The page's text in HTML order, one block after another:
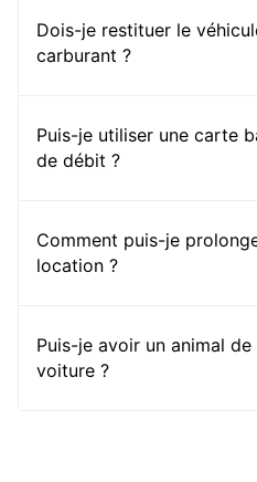
Dois-je restituer le
carburant ?
Puis-je utiliser une carte
de débit ?
Comment puis-je
location ?
Puis-je avoir un animal
voiture ?